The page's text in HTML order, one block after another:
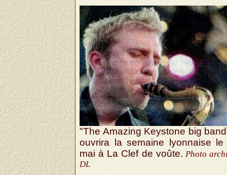
"The Amazing Keystone big
ouvrira la semaine lyonnaise le
mai à La Clef de voûte. Photo
DL